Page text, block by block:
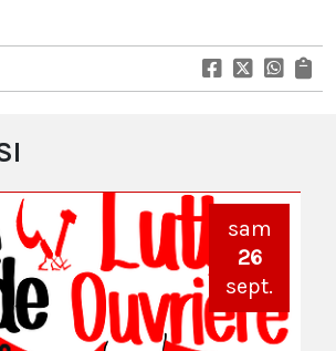
sam
26
sept.